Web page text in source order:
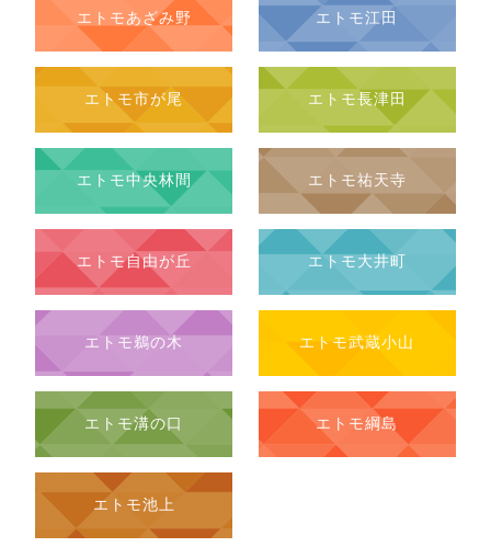
エトモあざみ野 エトモ江田
エトモ市が尾 エトモ長津田
エトモ中央林間 エトモ祐天寺
エトモ自由が丘 エトモ大井町
エトモ鵜の木 エトモ武蔵小山
エトモ溝の口 エトモ綱島
エトモ池上